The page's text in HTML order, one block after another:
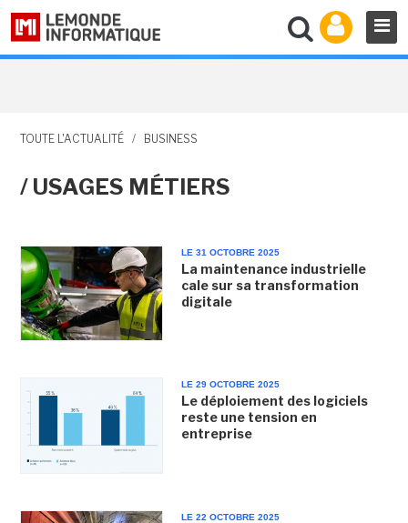
TOUTE L'ACTUALITÉ / BUSINESS
/ USAGES MÉTIERS
LE 31 OCTOBRE 2025
La maintenance industrielle
cale sur sa transformation
digitale
LE 29 OCTOBRE 2025
Le déploiement des logiciels
reste une tension en
entreprise
LE 22 OCTOBRE 2025